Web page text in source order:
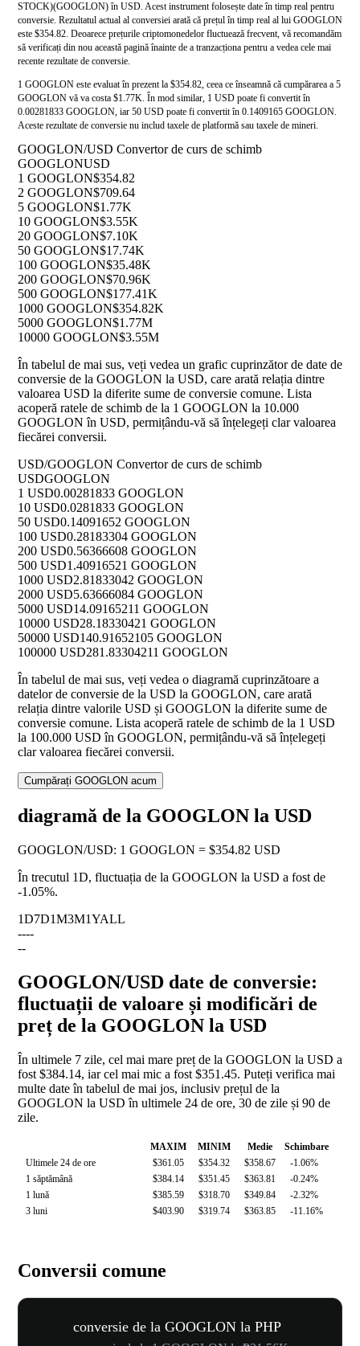
STOCK)(GOOGLON) în USD. Acest instrument folosește date în timp real pentru
conversie. Rezultatul actual al conversiei arată că prețul în timp real al lui GOOGLON
este $354.82. Deoarece prețurile criptomonedelor fluctuează frecvent, vă recomandăm
să verificați din nou această pagină înainte de a tranzacționa pentru a vedea cele mai
recente rezultate de conversie.
1 GOOGLON este evaluat în prezent la $354.82, ceea ce înseamnă că cumpărarea a 5
GOOGLON vă va costa $1.77K. În mod similar, 1 USD poate fi convertit în
0.00281833 GOOGLON, iar 50 USD poate fi convertit în 0.1409165 GOOGLON.
Aceste rezultate de conversie nu includ taxele de platformă sau taxele de mineri.
GOOGLON/USD Convertor de curs de schimb
GOOGLONUSD
1 GOOGLON$354.82
2 GOOGLON$709.64
5 GOOGLON$1.77K
10 GOOGLON$3.55K
20 GOOGLON$7.10K
50 GOOGLON$17.74K
100 GOOGLON$35.48K
200 GOOGLON$70.96K
500 GOOGLON$177.41K
1000 GOOGLON$354.82K
5000 GOOGLON$1.77M
10000 GOOGLON$3.55M
În tabelul de mai sus, veți vedea un grafic cuprinzător de date de
conversie de la GOOGLON la USD, care arată relația dintre
valoarea USD la diferite sume de conversie comune. Lista
acoperă ratele de schimb de la 1 GOOGLON la 10.000
GOOGLON în USD, permițându-vă să înțelegeți clar valoarea
fiecărei conversii.
USD/GOOGLON Convertor de curs de schimb
USDGOOGLON
1 USD0.00281833 GOOGLON
10 USD0.0281833 GOOGLON
50 USD0.14091652 GOOGLON
100 USD0.28183304 GOOGLON
200 USD0.56366608 GOOGLON
500 USD1.40916521 GOOGLON
1000 USD2.81833042 GOOGLON
2000 USD5.63666084 GOOGLON
5000 USD14.09165211 GOOGLON
10000 USD28.18330421 GOOGLON
50000 USD140.91652105 GOOGLON
100000 USD281.83304211 GOOGLON
În tabelul de mai sus, veți vedea o diagramă cuprinzătoare a
datelor de conversie de la USD la GOOGLON, care arată
relația dintre valorile USD și GOOGLON la diferite sume de
conversie comune. Lista acoperă ratele de schimb de la 1 USD
la 100.000 USD în GOOGLON, permițându-vă să înțelegeți
clar valoarea fiecărei conversii.
Cumpărați GOOGLON acum
diagramă de la GOOGLON la USD
GOOGLON/USD: 1 GOOGLON = $354.82 USD
În trecutul 1D, fluctuația de la GOOGLON la USD a fost de
-1.05%.
1D7D1M3M1YALL
----
--
GOOGLON/USD date de conversie:
fluctuații de valoare și modificări de
preț de la GOOGLON la USD
În ultimele 7 zile, cel mai mare preț de la GOOGLON la USD a
fost $384.14, iar cel mai mic a fost $351.45. Puteți verifica mai
multe date în tabelul de mai jos, inclusiv prețul de la
GOOGLON la USD în ultimele 24 de ore, 30 de zile și 90 de
zile.
MAXIM MINIM Medie
Schimbare
Ultimele 24 de ore
$361.05 $354.32 $358.67
-1.06%
1 săptămână
$384.14 $351.45 $363.81
-0.24%
1 lună
$385.59 $318.70 $349.84
-2.32%
3 luni
$403.90 $319.74 $363.85 -11.16%
Conversii comune
conversie de la GOOGLON la PHP